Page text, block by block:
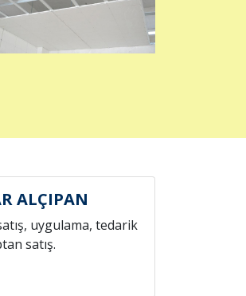
ALÇIPAN
uygulama, tedarik
satış.